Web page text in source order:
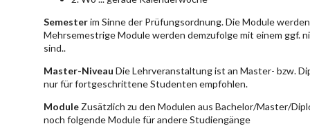
Semesterim Sinne der Prüfungsordnung. Die Module
Mehrsemestrige Module werden demzufolge mit einem ggf.
sind..
Master-Niveau Die Lehrveranstaltung ist an Master- bzw.
nur für fortgeschrittene Studenten empfohlen.
Module Zusätzlich zu den Modulen aus Bachelor/Master/
noch folgende Module für andere Studiengänge